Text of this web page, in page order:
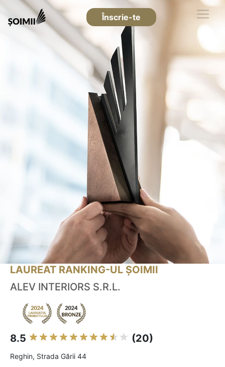
Înscrie-te
LAUREAT RANKING-UL ȘOIMII
ALEV INTERIORS S.R.L.
8.5 (20)
Reghin, Strada Gării 44